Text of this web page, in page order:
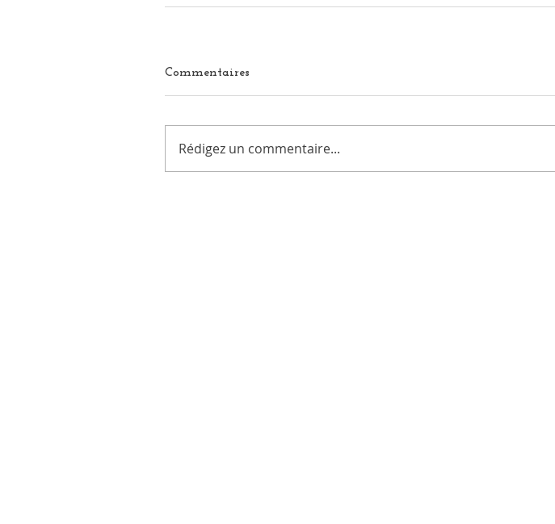
Commentaires
Rédigez un commentaire...